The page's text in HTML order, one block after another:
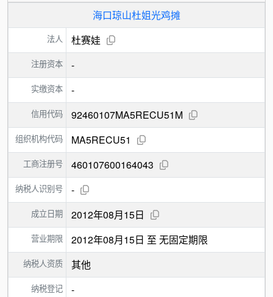
海口琼山杜姐光鸡摊
法人 杜赛娃
注册资本 -
实缴资本 -
信用代码 92460107MA5RECU51M
组织机构代码 MA5RECU51
工商注册号 460107600164043
纳税人识别号 -
成立日期 2012年08月15日
营业期限 2012年08月15日 至 无固定期限
纳税人资质 其他
纳税登记 -